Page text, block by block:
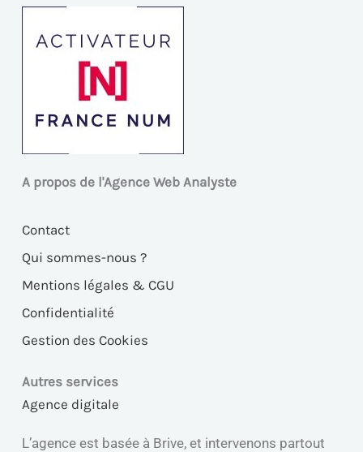
A propos de l'Agence Web Analyste
Contact
Qui sommes-nous ?
Mentions légales & CGU
Confidentialité
Gestion des Cookies
Autres services
Agence digitale
L’agence est basée à Brive, et intervenons partout